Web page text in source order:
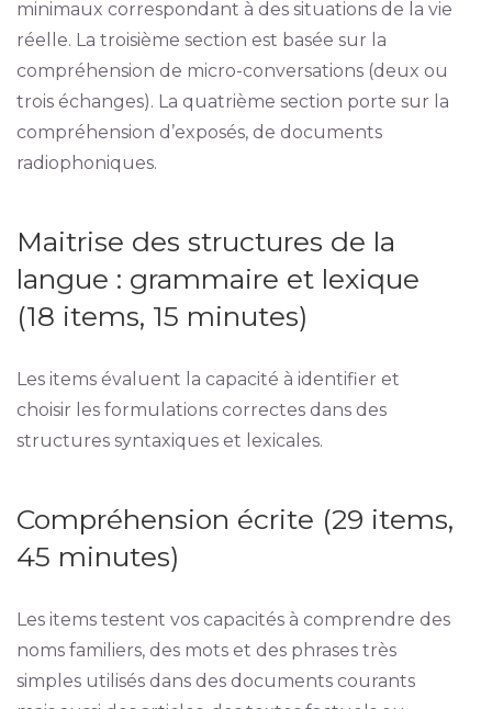
minimaux correspondant à des situations de la vie
réelle. La troisième section est basée sur la
compréhension de micro-conversations (deux ou
trois échanges). La quatrième section porte sur la
compréhension d’exposés, de documents
radiophoniques.
Maitrise des structures de la
langue : grammaire et lexique
(18 items, 15 minutes)
Les items évaluent la capacité à identifier et
choisir les formulations correctes dans des
structures syntaxiques et lexicales.
Compréhension écrite (29 items,
45 minutes)
Les items testent vos capacités à comprendre des
noms familiers, des mots et des phrases très
simples utilisés dans des documents courants